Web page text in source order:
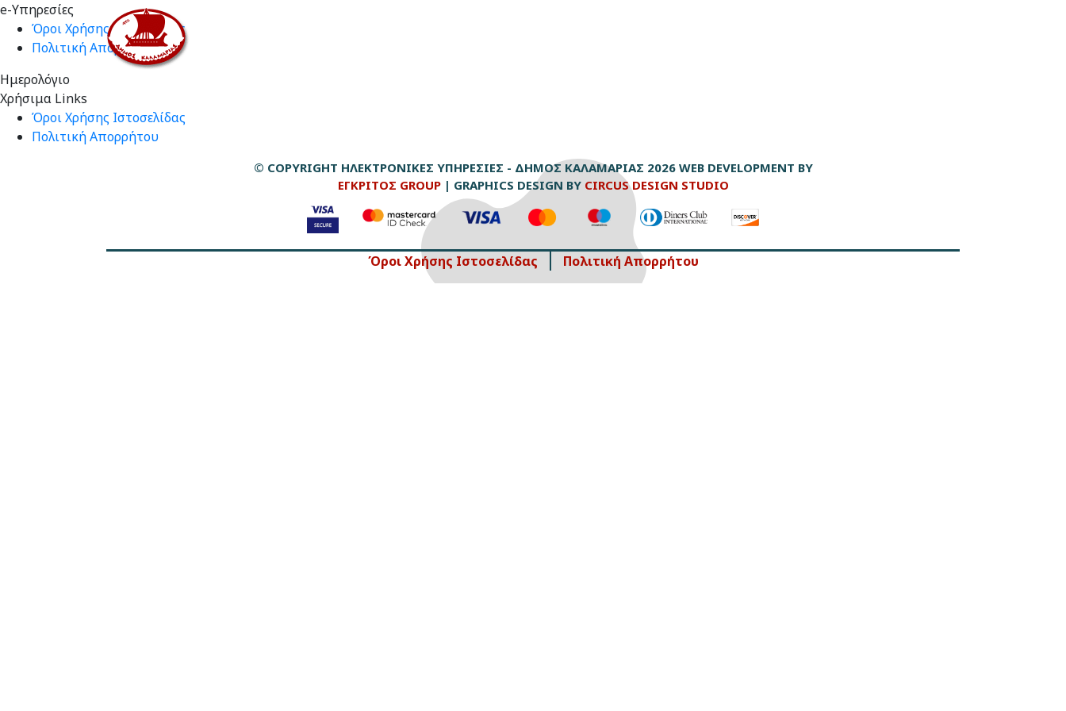
e-Υπηρεσίες
Όροι Χρήσης Ιστοσελίδας
Πολιτική Απορρήτου
Ημερολόγιο
Χρήσιμα Links
Όροι Χρήσης Ιστοσελίδας
Πολιτική Απορρήτου
© COPYRIGHT ΗΛΕΚΤΡΟΝΙΚΈΣ ΥΠΗΡΕΣΊΕΣ - ΔΉΜΟΣ ΚΑΛΑΜΑΡΙΆΣ 2026 WEB DEVELOPMENT BY
ΕΓΚΡΙΤΟΣ GROUP| GRAPHICS DESIGN BY CIRCUS DESIGN STUDIO
Όροι Χρήσης Ιστοσελίδας Πολιτική Απορρήτου